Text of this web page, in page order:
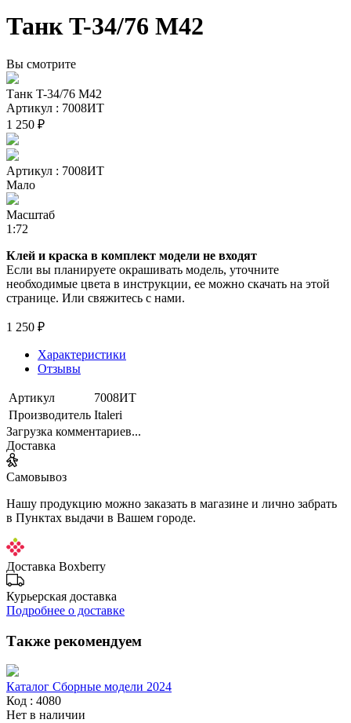
Танк T-34/76 M42
Вы смотрите
Танк T-34/76 M42
Артикул : 7008ИТ
1 250 ₽
Артикул : 7008ИТ
Мало
Масштаб
1:72
Клей и краска в комплект модели не входят
Если вы планируете окрашивать модель, уточните
необходимые цвета в инструкции, ее можно скачать на этой
странице. Или свяжитесь с нами.
1 250 ₽
Характеристики
Отзывы
Артикул
7008ИТ
Производитель Italeri
Загрузка комментариев...
Доставка
Самовывоз
Нашу продукцию можно заказать в магазине и лично забрать
в Пунктах выдачи в Вашем городе.
Доставка Boxberry
Курьерская доставка
Подробнее о доставке
Также рекомендуем
Каталог Сборные модели 2024
Код : 4080
Нет в наличии